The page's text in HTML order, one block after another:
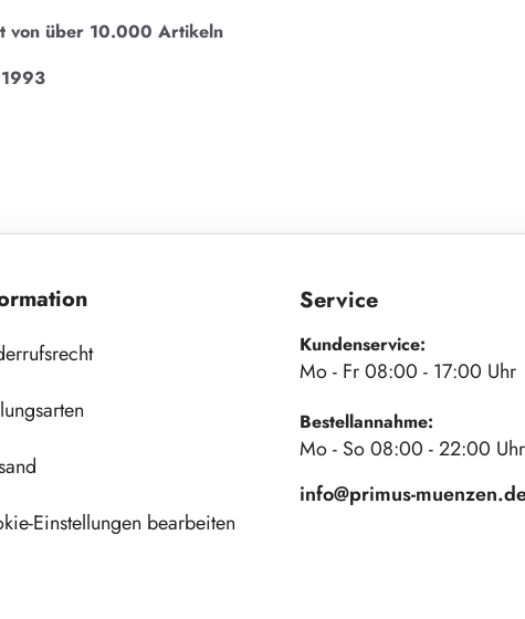
von über 10.000 Artikeln
Einstellungen bearbeiten
Service
Kundenservice:
Mo - Fr 08:00 - 17:00 Uhr
Bestellannahme:
Mo - So 08:00 - 22:00 Uhr
info@primus-